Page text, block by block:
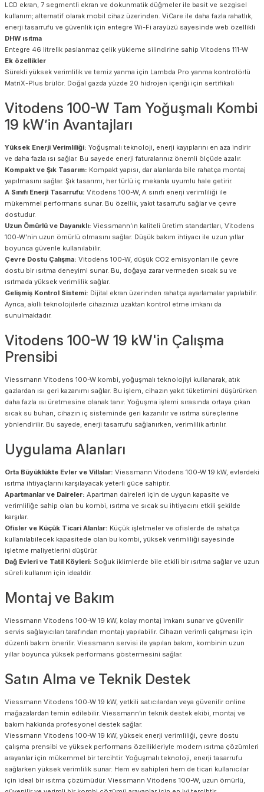
LCD ekran, 7 segmentli ekran ve dokunmatik düğmeler ile basit ve sezgisel
kullanım; alternatif olarak mobil cihaz üzerinden. ViCare ile daha fazla rahatlık,
enerji tasarrufu ve güvenlik için entegre Wi-Fi arayüzü sayesinde web özellikli
DHW ısıtma
Entegre 46 litrelik paslanmaz çelik yükleme silindirine sahip Vitodens 111-W
Ek özellikler
Sürekli yüksek verimlilik ve temiz yanma için Lambda Pro yanma kontrolörlü
MatriX-Plus brülör. Doğal gazda yüzde 20 hidrojen içeriği için sertifikalı
Vitodens 100-W Tam Yoğuşmalı Kombi
19 kW’in Avantajları
Yüksek Enerji Verimliliği: Yoğuşmalı teknoloji, enerji kayıplarını en aza indirir
ve daha fazla ısı sağlar. Bu sayede enerji faturalarınız önemli ölçüde azalır.
Kompakt ve Şık Tasarım: Kompakt yapısı, dar alanlarda bile rahatça montaj
yapılmasını sağlar. Şık tasarımı, her türlü iç mekanla uyumlu hale getirir.
A Sınıfı Enerji Tasarrufu: Vitodens 100-W, A sınıfı enerji verimliliği ile
mükemmel performans sunar. Bu özellik, yakıt tasarrufu sağlar ve çevre
dostudur.
Uzun Ömürlü ve Dayanıklı: Viessmann’ın kaliteli üretim standartları, Vitodens
100-W’nin uzun ömürlü olmasını sağlar. Düşük bakım ihtiyacı ile uzun yıllar
boyunca güvenle kullanılabilir.
Çevre Dostu Çalışma: Vitodens 100-W, düşük CO2 emisyonları ile çevre
dostu bir ısıtma deneyimi sunar. Bu, doğaya zarar vermeden sıcak su ve
ısıtmada yüksek verimlilik sağlar.
Gelişmiş Kontrol Sistemi: Dijital ekran üzerinden rahatça ayarlamalar yapılabilir.
Ayrıca, akıllı teknolojilerle cihazınızı uzaktan kontrol etme imkanı da
sunulmaktadır.
Vitodens 100-W 19 kW'in Çalışma
Prensibi
Viessmann Vitodens 100-W kombi, yoğuşmalı teknolojiyi kullanarak, atık
gazlardan ısı geri kazanımı sağlar. Bu işlem, cihazın yakıt tüketimini düşürürken
daha fazla ısı üretmesine olanak tanır. Yoğuşma işlemi sırasında ortaya çıkan
sıcak su buharı, cihazın iç sisteminde geri kazanılır ve ısıtma süreçlerine
yönlendirilir. Bu sayede, enerji tasarrufu sağlanırken, verimlilik artırılır.
Uygulama Alanları
Orta Büyüklükte Evler ve Villalar: Viessmann Vitodens 100-W 19 kW, evlerdeki
ısıtma ihtiyaçlarını karşılayacak yeterli güce sahiptir.
Apartmanlar ve Daireler: Apartman daireleri için de uygun kapasite ve
verimliliğe sahip olan bu kombi, ısıtma ve sıcak su ihtiyacını etkili şekilde
karşılar.
Ofisler ve Küçük Ticari Alanlar: Küçük işletmeler ve ofislerde de rahatça
kullanılabilecek kapasitede olan bu kombi, yüksek verimliliği sayesinde
işletme maliyetlerini düşürür.
Dağ Evleri ve Tatil Köyleri: Soğuk iklimlerde bile etkili bir ısıtma sağlar ve uzun
süreli kullanım için idealdir.
Montaj ve Bakım
Viessmann Vitodens 100-W 19 kW, kolay montaj imkanı sunar ve güvenilir
servis sağlayıcıları tarafından montajı yapılabilir. Cihazın verimli çalışması için
düzenli bakım önerilir. Viessmann servisi ile yapılan bakım, kombinin uzun
yıllar boyunca yüksek performans göstermesini sağlar.
Satın Alma ve Teknik Destek
Viessmann Vitodens 100-W 19 kW, yetkili satıcılardan veya güvenilir online
mağazalardan temin edilebilir. Viessmann’ın teknik destek ekibi, montaj ve
bakım hakkında profesyonel destek sağlar.
Viessmann Vitodens 100-W 19 kW, yüksek enerji verimliliği, çevre dostu
çalışma prensibi ve yüksek performans özellikleriyle modern ısıtma çözümleri
arayanlar için mükemmel bir tercihtir. Yoğuşmalı teknoloji, enerji tasarrufu
sağlarken yüksek verimlilik sunar. Hem ev sahipleri hem de ticari kullanıcılar
için ideal bir ısıtma çözümüdür. Viessmann Vitodens 100-W, uzun ömürlü,